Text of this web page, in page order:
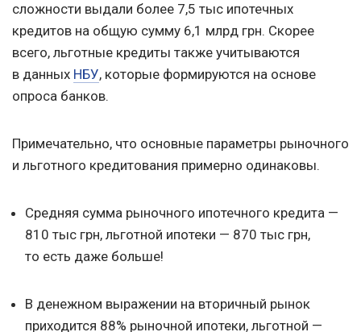
сложности выдали более 7,5 тыс ипотечных
кредитов на общую сумму 6,1 млрд грн. Скорее
всего, льготные кредиты также учитываются
в данных НБУ, которые формируются на основе
опроса банков.
Примечательно, что основные параметры рыночного
и льготного кредитования примерно одинаковы.
Средняя сумма рыночного ипотечного кредита —
810 тыс грн, льготной ипотеки — 870 тыс грн,
то есть даже больше!
В денежном выражении на вторичный рынок
приходится 88% рыночной ипотеки, льготной —